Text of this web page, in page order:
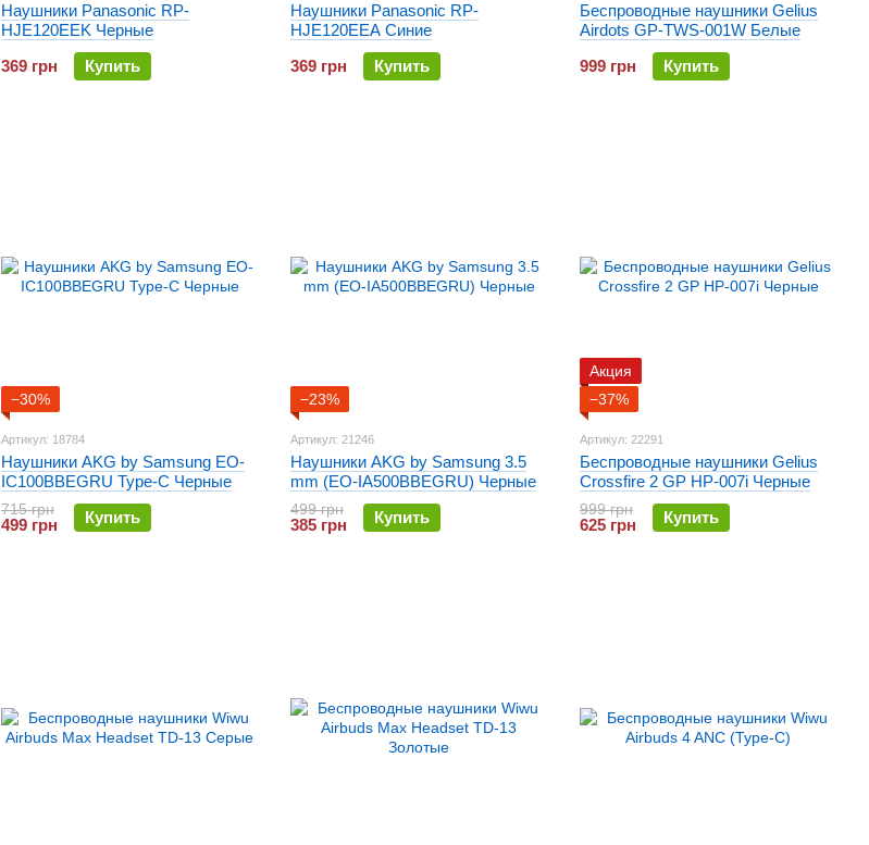
Наушники Panasonic RP-
HJE120EEK Черные
369 грн
Купить
Наушники Panasonic RP-
HJE120EEA Синие
369 грн
Купить
Беспроводные наушники Gelius
Airdots GP-TWS-001W Белые
999 грн
Купить
−30%
Артикул: 18784
Наушники AKG by Samsung EO-
IC100BBEGRU Type-C Черные
715 грн
499 грн Купить
−23%
Артикул: 21246
Наушники AKG by Samsung 3.5
mm (EO-IA500BBEGRU) Черные
499 грн
385 грн Купить
Акция
−37%
Артикул: 22291
Беспроводные наушники Gelius
Crossfire 2 GP HP-007i Черные
999 грн
625 грн Купить